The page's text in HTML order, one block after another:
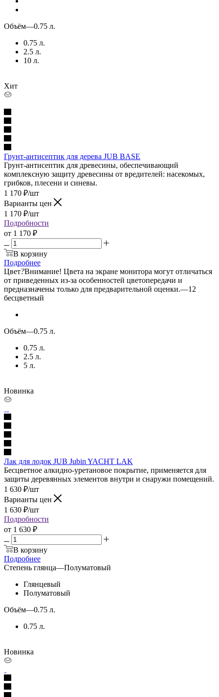
Объём—0.75 л.
0.75 л.
2.5 л.
10 л.
Хит
Грунт-антисептик для дерева JUB BASE
Грунт-антисептик для древесины, обеспечивающий
комплексную защиту древесины от вредителей: насекомых,
грибков, плесени и синевы.
1 170 ₽/шт
Варианты цен
1 170 ₽/шт
Подробности
от 1 170 ₽
В корзину
Подробнее
Цвет?Внимание! Цвета на экране монитора могут отличаться
от приведенных из-за особенностей цветопередачи и
предназначены только для предварительной оценки.—12
бесцветный
Объём—0.75 л.
0.75 л.
2.5 л.
5 л.
Новинка
Лак для лодок JUB Jubin YACHT LAK
Бесцветное алкидно-уретановое покрытие, применяется для
защиты деревянных элементов внутри и снаружи помещений.
1 630 ₽/шт
Варианты цен
1 630 ₽/шт
Подробности
от 1 630 ₽
В корзину
Подробнее
Степень глянца—Полуматовый
Глянцевый
Полуматовый
Объём—0.75 л.
0.75 л.
Новинка